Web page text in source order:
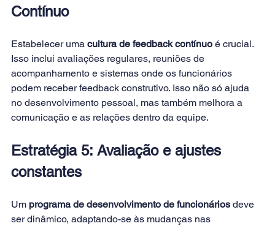
Contínuo
Estabelecer uma cultura de feedback contínuo é crucial.
Isso inclui avaliações regulares, reuniões de
acompanhamento e sistemas onde os funcionários
podem receber feedback construtivo. Isso não só ajuda
no desenvolvimento pessoal, mas também melhora a
comunicação e as relações dentro da equipe.
Estratégia 5: Avaliação e ajustes
constantes
Um programa de desenvolvimento de funcionários deve
ser dinâmico, adaptando-se às mudanças nas